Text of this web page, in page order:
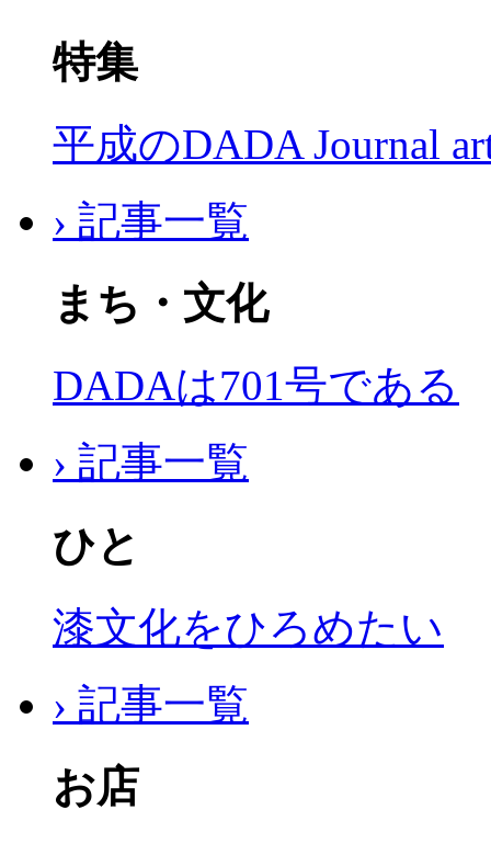
特集
平成のDADA Journal
› 記事一覧
まち・文化
DADAは701号である
› 記事一覧
ひと
漆文化をひろめたい
› 記事一覧
お店